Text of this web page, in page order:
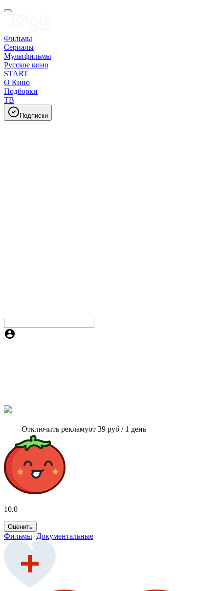
Фильмы
Сериалы
Мультфильмы
Русское кино
START
О Кино
Подборки
ТВ
Подписки
Отключить рекламуот 39 руб / 1 день
10.0
Оценить
Фильмы Документальные